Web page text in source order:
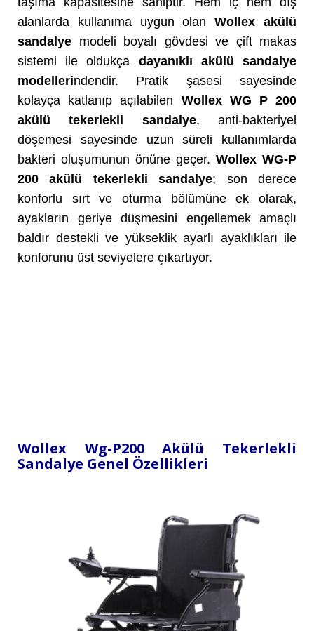
alanlarda kullanıma uygun olanWollex akülü
sandalye modeli boyalı gövdesi ve çift makas
sistemi ile oldukça dayanıklı akülü sandalye
modellerindendir. Pratik şasesi sayesinde
kolayça katlanıp açılabilen Wollex WG P 200
akülü tekerlekli sandalye, anti-bakteriyel
döşemesi sayesinde uzun süreli kullanımlarda
bakteri oluşumunun önüne geçer. Wollex WG-P
200 akülü tekerlekli sandalye; son derece
konforlu sırt ve oturma bölümüne ek olarak,
ayakların geriye düşmesini engellemek amaçlı
baldır destekli ve yükseklik ayarlı ayaklıkları ile
konforunu üst seviyelere çıkartıyor.
Wollex Wg-P200 Akülü Tekerlekli
Sandalye Genel Özellikleri